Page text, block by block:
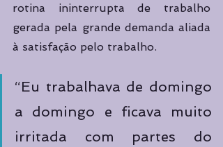
rotina ininterrupta de trabalho
gerada pela grande demanda aliada
à satisfação pelo trabalho.
“Eu trabalhava de domingo
a domingo e ficava muito
irritada com partes do